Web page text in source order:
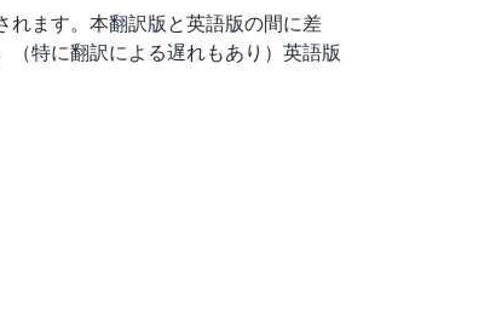
れます。本翻訳版と英語版の間に差
特に翻訳による遅れもあり）英語版